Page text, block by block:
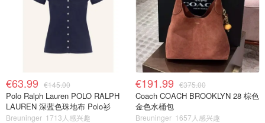
€63.99 €145.00
Polo Ralph Lauren POLO RALPH
LAUREN 深蓝色珠地布 Polo衫
Breuninger 1713人感兴趣
€191.99 €375.00
Coach COACH BROOKLYN 28 棕色
金色水桶包
Breuninger 1657人感兴趣